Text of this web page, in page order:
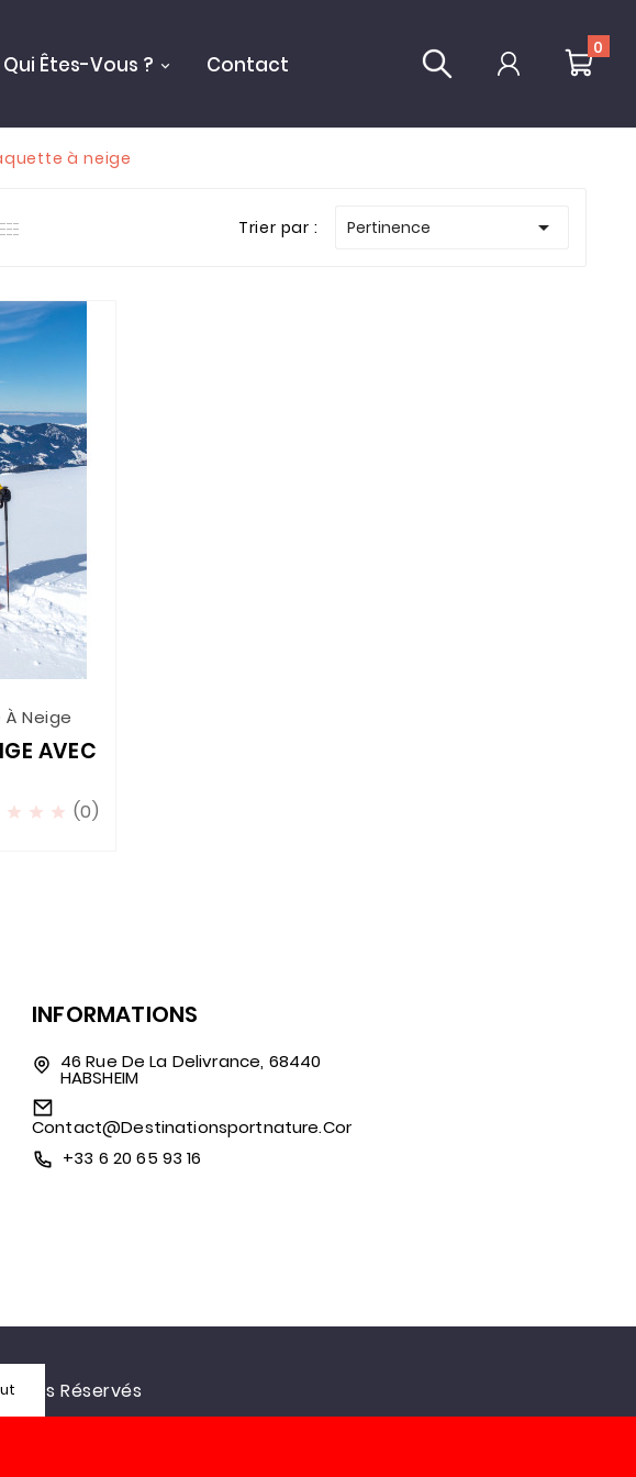
Qui Êtes-Vous ? Contact
0
à neige
Trier par : Pertinence 
Neige
AVEC
   (0)
INFORMATIONS
46 Rue De La Delivrance, 68440
HABSHEIM
Contact@destinationsportnature.com
+33 6 20 65 93 16
Réservés